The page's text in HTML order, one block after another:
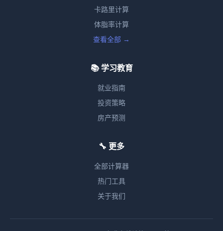
卡路里计算
体脂率计算
查看全部 →
📚 学习教育
就业指南
投资策略
房产预测
🔧 更多
全部计算器
热门工具
关于我们